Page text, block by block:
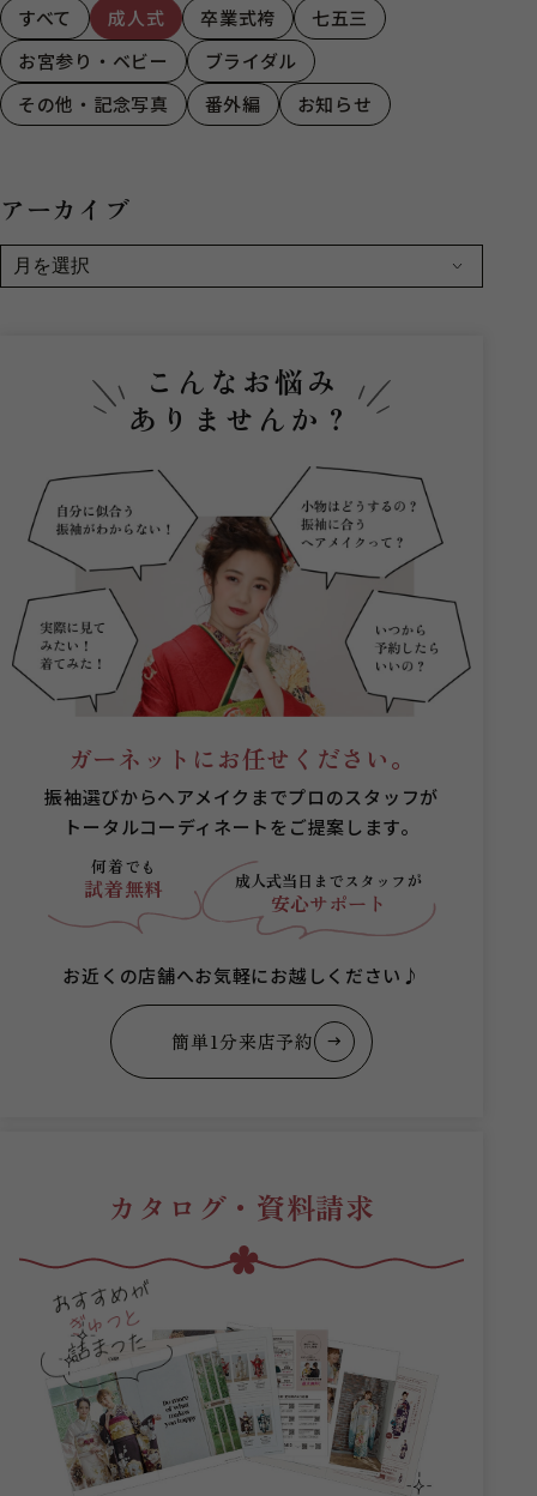
すべて 成人式 卒業式袴
七五三
お宮参り・ベビー
ブライダル
その他・記念写真
番外編 お知らせ
アーカイブ
こんなお悩み
ありませんか？
ガーネットにお任せください。
振袖選びからヘアメイクまでプロのスタッフが
トータルコーディネートをご提案します。
何着でも
試着無料 成人式当日までスタッフが
安心サポート
お近くの店舗へお気軽にお越しください♪
簡単1分来店予約
カタログ・資料請求